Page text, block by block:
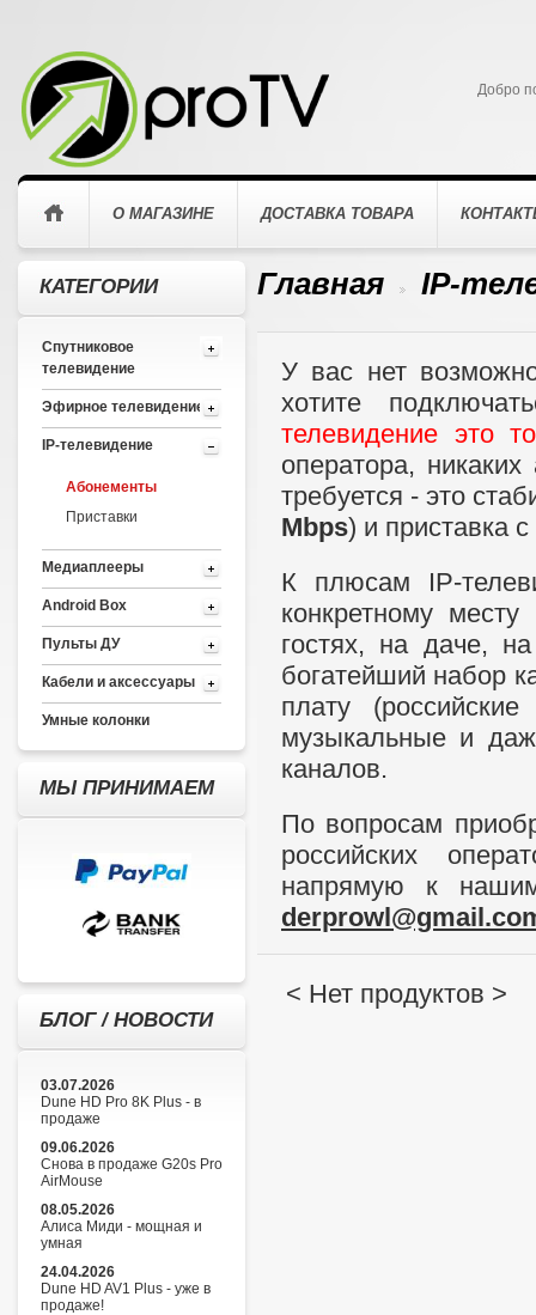
О МАГАЗИНЕ ДОСТАВКА ТОВАРА
Добро
КАТЕГОРИИ
Спутниковое
телевидение
Эфирное телевидение
IP-телевидение
Абонементы
Приставки
Медиаплееры
Android Box
Пульты ДУ
Кабели и аксессуары
Умные колонки
МЫ ПРИНИМАЕМ
БЛОГ / НОВОСТИ
03.07.2026
Dune HD Pro 8K Plus - в
продаже
09.06.2026
Снова в продаже G20s Pro
AirMouse
08.05.2026
Алиса Миди - мощная и
умная
24.04.2026
Dune HD AV1 Plus - уже в
продаже!
Главная IP-
У вас нет
хотите
телевидение это
оператора,
требуется - это
Mbps) и приставка
К плюсам IP-
конкретному
гостях, на даче,
богатейший набор
плату
музыкальные и
каналов.
По вопросам
российских
напрямую к
< Нет продуктов >